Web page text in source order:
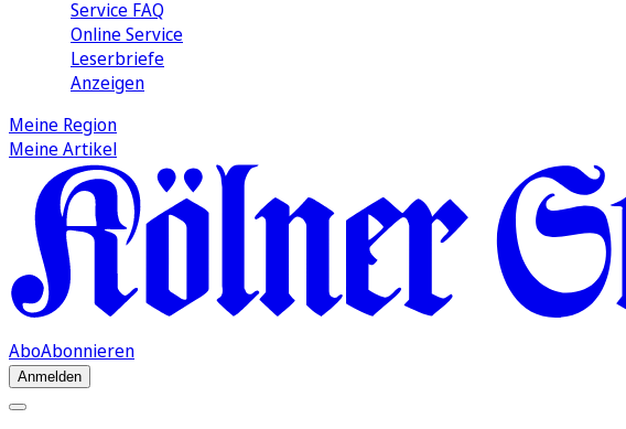
Service FAQ
Online Service
Leserbriefe
Anzeigen
Meine Region
Meine Artikel
AboAbonnieren
Anmelden